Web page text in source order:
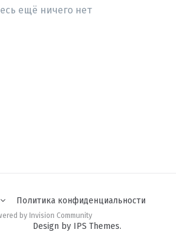
ещё ничего нет
Политика конфиденциальности
by Invision Community
Design by IPS Themes.